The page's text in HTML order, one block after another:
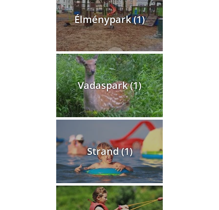
Élménypark (1)
Vadaspark (1)
Strand (1)